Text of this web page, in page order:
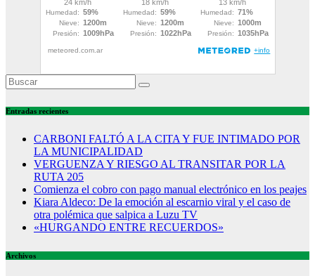
Entradas recientes
CARBONI FALTÓ A LA CITA Y FUE INTIMADO POR
LA MUNICIPALIDAD
VERGUENZA Y RIESGO AL TRANSITAR POR LA
RUTA 205
Comienza el cobro con pago manual electrónico en los peajes
Kiara Aldeco: De la emoción al escarnio viral y el caso de
otra polémica que salpica a Luzu TV
«HURGANDO ENTRE RECUERDOS»
Archivos